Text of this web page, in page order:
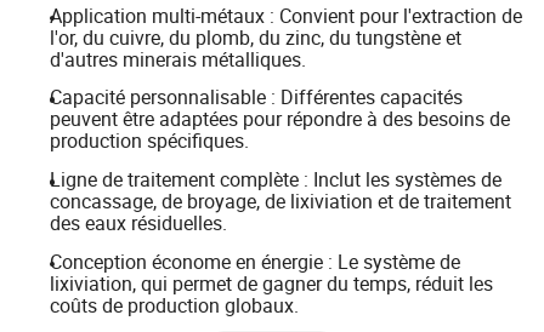
Application multi-métaux : Convient pour l'extraction de
l'or, du cuivre, du plomb, du zinc, du tungstène et
d'autres minerais métalliques.
Capacité personnalisable : Différentes capacités
peuvent être adaptées pour répondre à des besoins de
production spécifiques.
Ligne de traitement complète : Inclut les systèmes de
concassage, de broyage, de lixiviation et de traitement
des eaux résiduelles.
Conception économe en énergie : Le système de
lixiviation, qui permet de gagner du temps, réduit les
coûts de production globaux.